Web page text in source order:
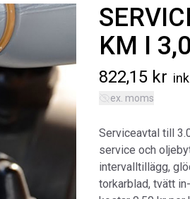
KM I
822,15 kr
ex. moms
Serviceavtal till
service och
intervalltillägg,
torkarblad, tvätt